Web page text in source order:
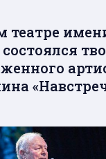
театре